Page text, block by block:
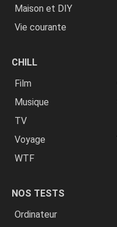
Maison et DIY
Vie courante
CHILL
Film
Musique
TV
Voyage
WTF
NOS TESTS
Ordinateur